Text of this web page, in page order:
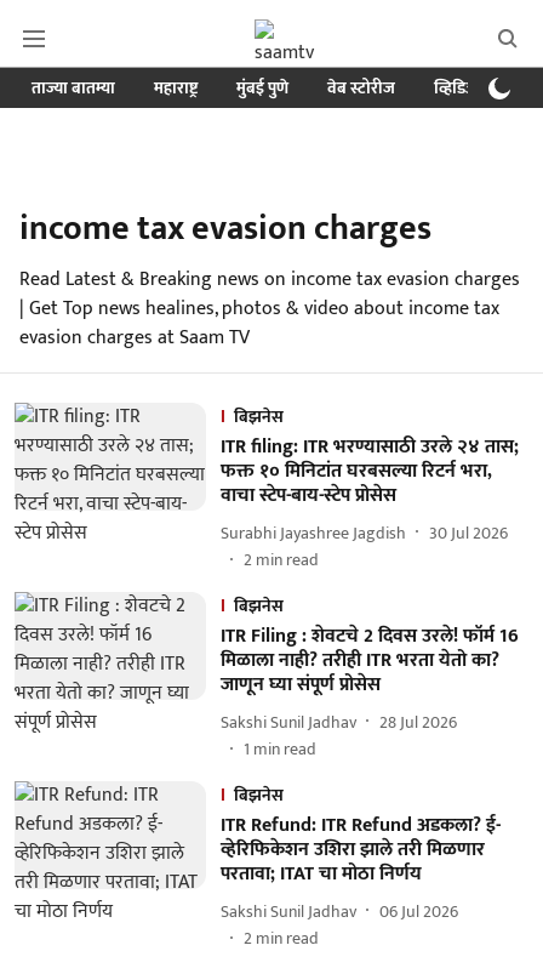
ताज्या बातम्या महाराष्ट्र मुंबई पुणे वेब स्टोरीज व्हिडिओ
income tax evasion charges
Read Latest & Breaking news on income tax evasion charges
| Get Top news healines, photos & video about income tax
evasion charges at Saam TV
बिझनेस
ITR filing: ITR भरण्यासाठी उरले २४ तास;
फक्त १० मिनिटांत घरबसल्या रिटर्न भरा,
वाचा स्टेप-बाय-स्टेप प्रोसेस
Surabhi Jayashree Jagdish
30 Jul 2026
2min read
बिझनेस
ITR Filing : शेवटचे 2 दिवस उरले! फॉर्म 16
मिळाला नाही? तरीही ITR भरता येतो का?
जाणून घ्या संपूर्ण प्रोसेस
Sakshi Sunil Jadhav
28 Jul 2026
1 min read
बिझनेस
ITR Refund: ITR Refund अडकला? ई-
व्हेरिफिकेशन उशिरा झाले तरी मिळणार
परतावा; ITAT चा मोठा निर्णय
Sakshi Sunil Jadhav
06 Jul 2026
2min read